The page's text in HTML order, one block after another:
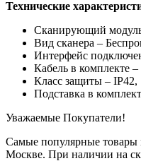
Технические
Сканирующий
Вид сканера –
Интерфейс
Кабель в комплекте –
Класс защиты – IP42,
Подставка в
Уважаемые Покупатели!
Самые популярные товары
Москве. При наличии на